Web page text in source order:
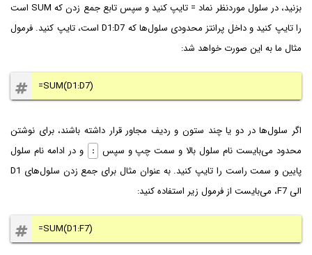
بزنید، در سلول موردنظر نماد = تایپ کنید و سپس تابع جمع زدن که SUM است
را تایپ کنید و داخل پرانتز محدود‌ی سلول‌ها که D1:D7 است، تایپ کنید. فرمول
مثال ما به این صورت خواهد شد:
=SUM(D1:D7)
اگر سلول‌ها در دو یا چند ستون و ردیف مجاور قرار داشته باشند، برای نوشتن
محدود می‌بایست نام سلول بالا و سمت چپ و سپس :
و در ادامه نام سلول
پایین و سمت راست را تایپ کنید. به عنوان مثال برای جمع زدن سلول‌های D1
الی F7، می‌بایست از فرمول زیر استفاده کنید:
=SUM(D1:F7)